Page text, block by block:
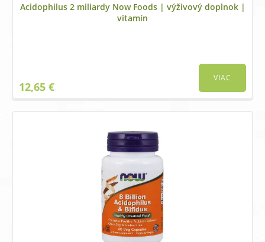
Acidophilus 2 miliardy Now Foods | výživový doplnok |
vitamín
12,65 €
VIAC